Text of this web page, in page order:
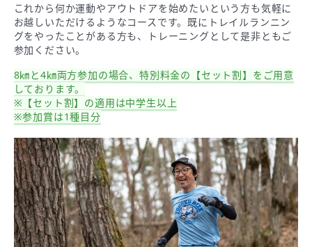
これから何か運動やアウトドアを始めたいという方も気軽に
お越しいただけるようなコースです。既にトレイルランニン
グをやったことがある方も、トレーニングとして是非ともご
参加ください。
8㎞と4㎞両方参加の場合、特別料金の【セット割】をご用意
しております。
※【セット割】の適用は中学生以上
※参加賞は1種目分